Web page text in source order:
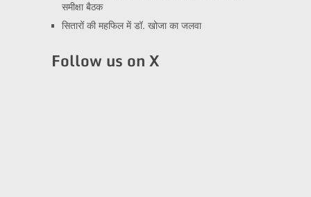
समीक्षा बैठक
सितारों की महफिल में डॉ. खोजा का जलवा
Follow us on X